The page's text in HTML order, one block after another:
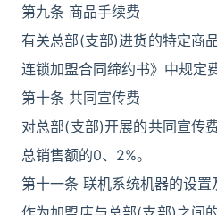
第九条 商品手续费
有关总部(支部)进货的特定商
连锁加盟合同缔约书》中规定
第十条 共同宣传费
对总部(支部)开展的共同宣传
总销售额的0、2%。
第十一条 联机系统机器的设置